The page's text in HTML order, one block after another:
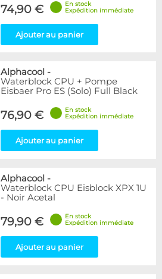
74,90 €
En stock
Expédition immédiate
Ajouter au panier
Alphacool -
Waterblock CPU + Pompe
Eisbaer Pro ES (Solo) Full Black
76,90 €
En stock
Expédition immédiate
Ajouter au panier
Alphacool -
Waterblock CPU Eisblock XPX 1U
- Noir Acetal
79,90 €
En stock
Expédition immédiate
Ajouter au panier